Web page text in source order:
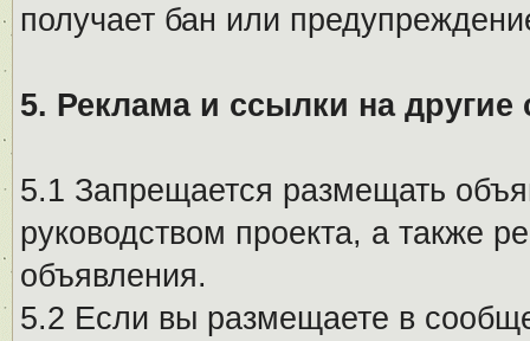
получает бан или
5. Реклама и ссылки на другие
5.1 Запрещается размещать
руководством проекта, а также
объявления.
5.2 Если вы размещаете в